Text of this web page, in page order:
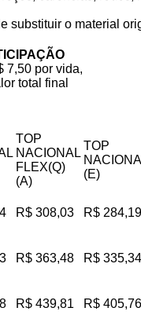
substituir o material
7,50 por vida,
total final
TOP
NACIONAL
FLEX(Q)
(A)
TOP
(E)
R$ 308,03 R$ 284,19
R$ 363,48 R$ 335,34
R$ 439,81 R$ 405,76